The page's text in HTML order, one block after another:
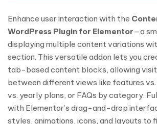
Enhance user interaction with the
WordPress Plugin for Elementor—a
displaying multiple content variations
section. This versatile addon lets you
tab-based content blocks, allowing
between different views like features
vs. yearly plans, or FAQs by category.
with Elementor’s drag-and-drop
styles, animations, icons, and layouts to